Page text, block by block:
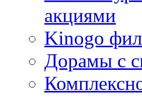
акциями
Kinogo
Дорамы с